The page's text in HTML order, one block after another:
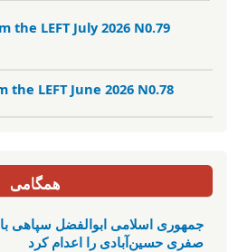
the LEFT July 2026 N0.79
the LEFT June 2026 N0.78
همگامی
جمهوری اسلامی ابوالفضل سپاهی
صفری حسین‌آبادی را اعدام کرد